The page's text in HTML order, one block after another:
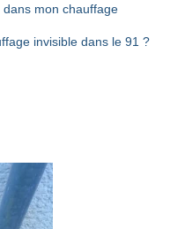
dans mon chauffage
invisible dans le 91 ?